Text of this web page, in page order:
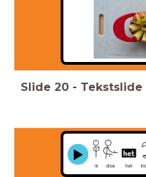
Slide 20 - Tekstslide